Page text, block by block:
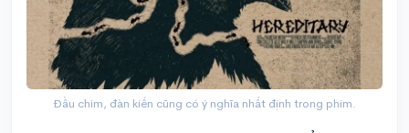
Đầu chim, đàn kiến cũng có ý nghĩa nhất định trong phim.